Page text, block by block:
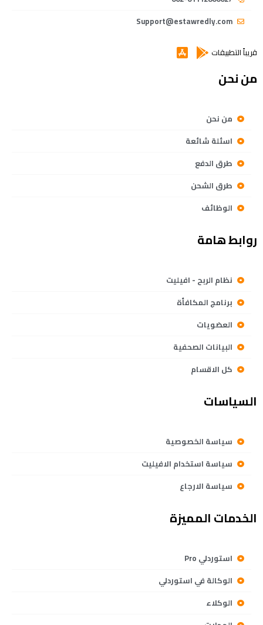
Support@estawredly.com
قريباً التطبيقات
من نحن
من نحن
اسئلة شائعة
طرق الدفع
طرق الشحن
الوظائف
روابط هامة
نظام الربح - افيليت
برنامج المكافأة
العضويات
البيانات الصحفية
كل الاقسام
السياسات
سياسة الخصوصية
سياسة استخدام الافيليت
سياسة الارجاع
الخدمات المميزة
استوردلي Pro
الوكالة في استوردلي
الوكلاء